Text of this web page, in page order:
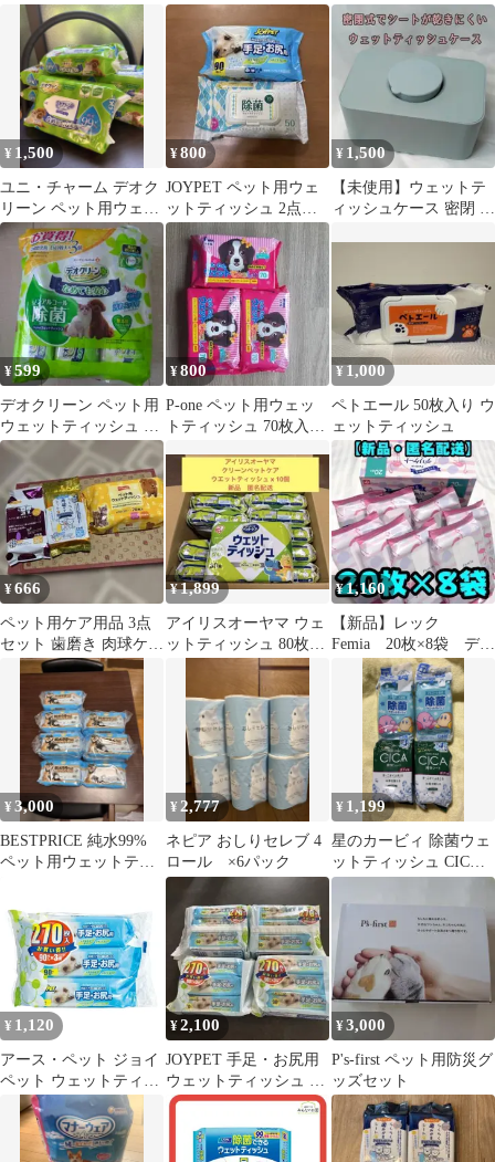
ー）
ティッシュ80枚3パック
¥ 1,500
ユニ・チャーム デオク
リーン ペット用ウェッ
トティッシュ つめかえ
用６個セット
¥800
JOYPET ペット用ウェ
ットティッシュ 2点セ
ット
¥ 1,500
【未使用】ウェットテ
ィッシュケース 密閉 北
¥599
デオクリーン ペット用
ウェットティッシュ 詰
め替え 60枚×3個
¥800
P-one ペット用ウェッ
トティッシュ 70枚入
¥1,000
ペトエール 50枚入り ウ
ェットティッシュ
¥666
ペット用ケア用品 3点
セット 歯磨き 肉球ケア
ウェットティッシュ
¥1,899
アイリスオーヤマ ウェ
ットティッシュ 80枚
¥1,160
【新品】レック
Femia 20枚×8袋 デリ
ケート ウェットシー
ト サボン
¥3,000
BESTPRICE 純水99%
ペット用ウェットティ
¥2,777
ネピア おしりセレブ 4
ロール ×6パック
¥ 1,199
星のカービィ 除菌ウェ
ットティッシュ CICA
爽快シート 4点セット
¥ 1,120
アース・ペット ジョイ
ペット ウェットティッ
シュ 手足・お尻用 3個
パック
¥2,100
JOYPET 手足・お尻用
ウェットティッシュ 90
枚入×12セット
¥3,000
P's-first ペット用防災グ
ッズセット